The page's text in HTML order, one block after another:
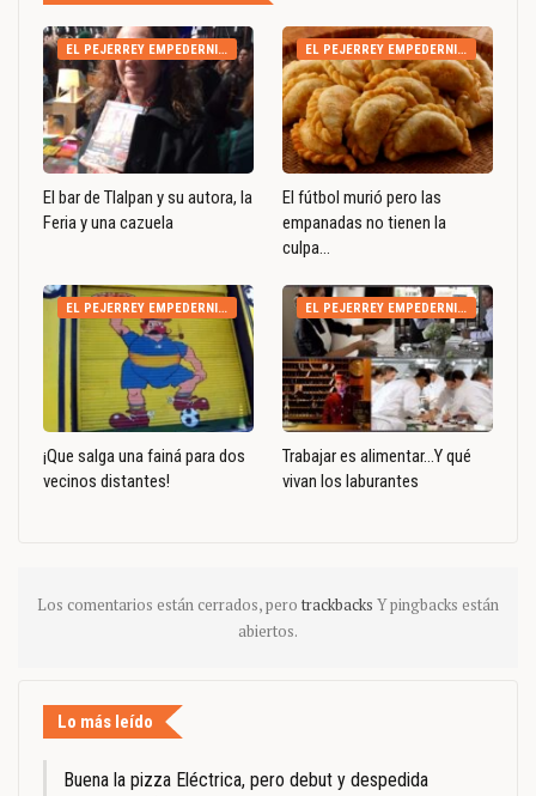
EL PEJERREY EMPEDERNIDO
El bar de Tlalpan y su autora, la
Feria y una cazuela
EL PEJERREY EMPEDERNIDO
El fútbol murió pero las
empanadas no tienen la
culpa…
EL PEJERREY EMPEDERNIDO
¡Que salga una fainá para dos
vecinos distantes!
EL PEJERREY EMPEDERNIDO
Trabajar es alimentar…Y qué
vivan los laburantes
Los comentarios están cerrados, pero trackbacks Y pingbacks están
abiertos.
Lo más leído
Buena la pizza Eléctrica, pero debut y despedida